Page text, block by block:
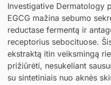
Investigative Dermatology
EGCG mažina sebumo
reductase fermentą ir
receptorius sebocituose.
ekstraktą itin veiksmingą
prižiūrėti, nesukeliant
su sintetiniais nuo aknės